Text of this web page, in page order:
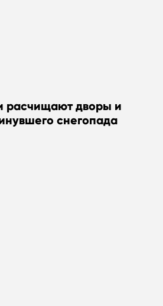
расчищают дворы и
снегопада